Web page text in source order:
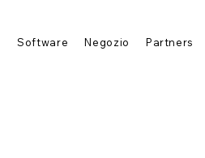
Software Negozio Partners